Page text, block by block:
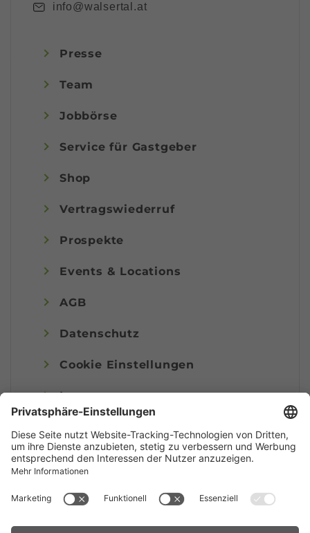
info@walsertal.at
Presse
Team
Jobbörse
Service für Gastgeber
Shop
Vertragswiederruf
Prospekte
Events & Locations
AGB
Datenschutz
Cookie Einstellungen
Impressum